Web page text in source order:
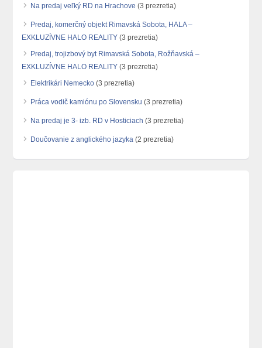
Na predaj veľký RD na Hrachove (3 prezretia)
Predaj, komerčný objekt Rimavská Sobota, HALA –
EXKLUZÍVNE HALO REALITY (3 prezretia)
Predaj, trojizbový byt Rimavská Sobota, Rožňavská –
EXKLUZÍVNE HALO REALITY (3 prezretia)
Elektrikári Nemecko (3 prezretia)
Práca vodič kamiónu po Slovensku (3 prezretia)
Na predaj je 3- izb. RD v Hosticiach (3 prezretia)
Doučovanie z anglického jazyka (2 prezretia)